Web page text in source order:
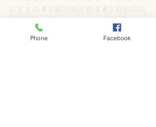
おすすめ #京都市南区整体 #京都整骨院
保険適用#近くのボキボキ整体#首ボキ
ボキ整体#自律神経マッサージ#訪問マ
ッサージ #ハッピー整体
#ハッピーカイ
Phone Facebook